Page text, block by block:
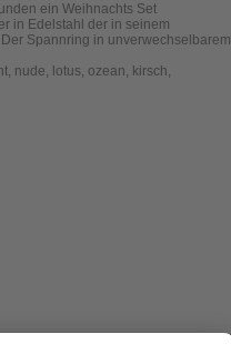
ein Weihnachts Set
in Edelstahl der in seinem
Spannring in unverwechselbarem
nude, lotus, ozean, kirsch,